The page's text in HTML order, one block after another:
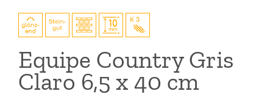
Equipe Country Gris
Claro 6,5 x 40 cm